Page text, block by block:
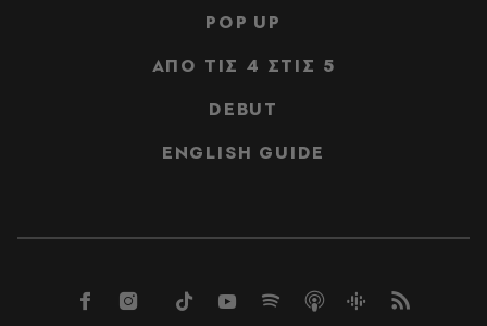
POP UP
ΑΠΟ ΤΙΣ 4 ΣΤΙΣ 5
DEBUT
ENGLISH GUIDE